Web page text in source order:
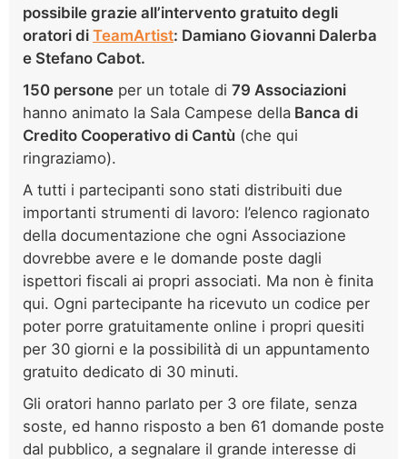
possibile grazie all’intervento gratuito degli
oratori di TeamArtist: Damiano Giovanni Dalerba
e Stefano Cabot.
150 persone per un totale di 79 Associazioni
hanno animato la Sala Campese della Banca di
Credito Cooperativo di Cantù (che qui
ringraziamo).
A tutti i partecipanti sono stati distribuiti due
importanti strumenti di lavoro: l’elenco ragionato
della documentazione che ogni Associazione
dovrebbe avere e le domande poste dagli
ispettori fiscali ai propri associati. Ma non è finita
qui. Ogni partecipante ha ricevuto un codice per
poter porre gratuitamente online i propri quesiti
per 30 giorni e la possibilità di un appuntamento
gratuito dedicato di 30 minuti.
Gli oratori hanno parlato per 3 ore filate, senza
soste, ed hanno risposto a ben 61 domande poste
dal pubblico, a segnalare il grande interesse di